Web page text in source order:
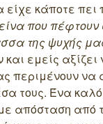
είχε κάποτε πει
που πέφτουν
της ψυχής
και εμείς
περιμένουν
τους. Ένα
απόσταση από